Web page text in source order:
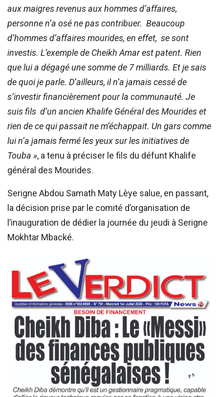
aux maigres revenus aux hommes d’affaires,
personne n’a osé ne pas contribuer. Beaucoup
d’hommes d’affaires mourides, en effet, se sont
investis. L’exemple de Cheikh Amar est patent. Rien
que lui a dégagé une somme de 7 milliards. Et je sais
de quoi je parle. D’ailleurs, il n’a jamais cessé de
s’investir financièrement pour la communauté. Je
suis fils d’un ancien Khalife Général des Mourides et
rien de ce qui passait ne m’échappait. Un gars comme
lui n’a jamais fermé les yeux sur les initiatives de
Touba », a tenu à préciser le fils du défunt Khalife
général des Mourides.
Serigne Abdou Samath Maty Lèye salue, en passant,
la décision prise par le comité d’organisation de
l’inauguration de dédier la journée du jeudi à Serigne
Mokhtar Mbacké.